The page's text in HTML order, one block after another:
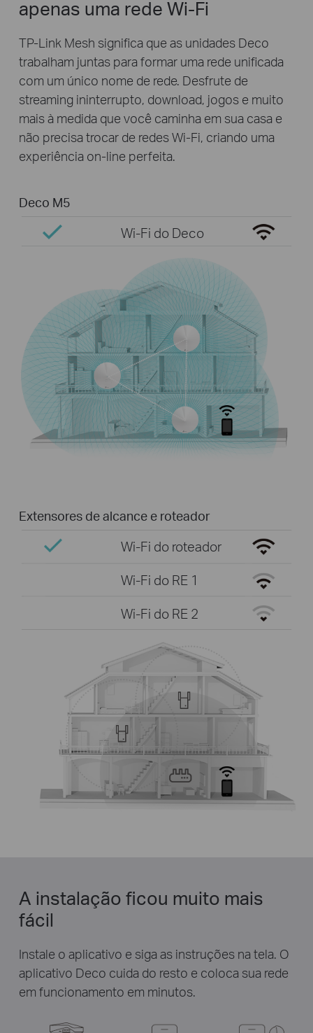
apenas uma rede Wi-Fi
TP-Link Mesh significa que as unidades Deco
trabalham juntas para formar uma rede unificada
com um único nome de rede. Desfrute de
streaming ininterrupto, download, jogos e muito
mais à medida que você caminha em sua casa e
não precisa trocar de redes Wi-Fi, criando uma
experiência on-line perfeita.
Wi-Fi do Deco
Deco M5
Wi-Fi do roteador
Wi-Fi do RE 1
Wi-Fi do RE 2
Extensores de alcance e roteador
A instalação ficou muito mais
fácil
Instale o aplicativo e siga as instruções na tela. O
aplicativo Deco cuida do resto e coloca sua rede
em funcionamento em minutos.